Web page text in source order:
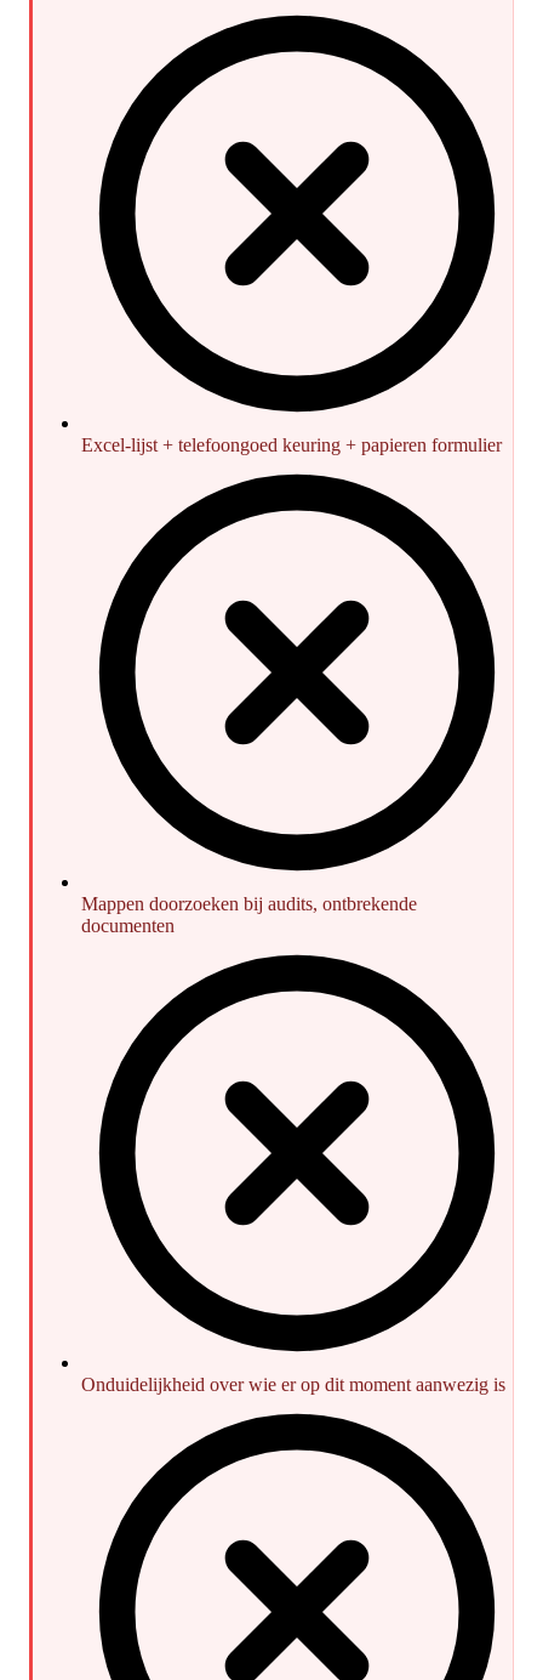
Excel-lijst + telefoongoed keuring + papieren formulier
Mappen doorzoeken bij audits, ontbrekende
documenten
Onduidelijkheid over wie er op dit moment aanwezig is